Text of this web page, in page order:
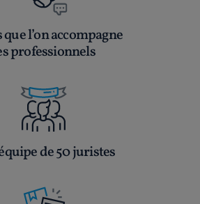
que l’on accompagne
professionnels
de 50 juristes